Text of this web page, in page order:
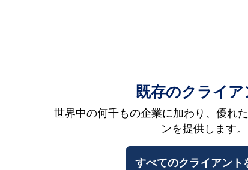
既存のクライア
世界中の何千もの企業に加わり、優れ
ンを提供します
すべてのクライアント